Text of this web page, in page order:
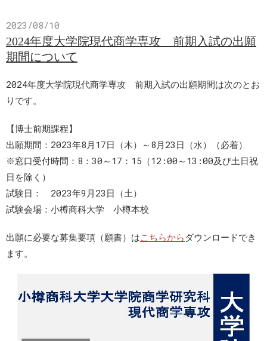
2023/08/10
2024年度大学院現代商学専攻 前期入試の出願
期間について
2024年度大学院現代商学専攻 前期入試の出願期間は次のとお
りです。
【博士前期課程】
出願期間：2023年8月17日（木）～8月23日（水）（必着）
※窓口受付時間：8：30～17：15（12:00～13:00及び土日祝
日を除く）
試験日： 2023年9月23日（土）
試験会場：小樽商科大学 小樽本校
出願に必要な募集要項（願書）はこちらから ダウンロードでき
ます。